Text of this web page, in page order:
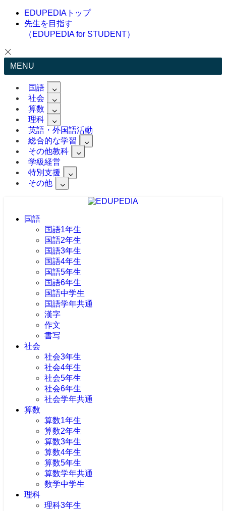
EDUPEDIAトップ
先生を目指す
（EDUPEDIA for STUDENT）
MENU
国語
社会
算数
理科
英語・外国語活動
総合的な学習
その他教科
学級経営
特別支援
その他
国語
国語1年生
国語2年生
国語3年生
国語4年生
国語5年生
国語6年生
国語中学生
国語学年共通
漢字
作文
書写
社会
社会3年生
社会4年生
社会5年生
社会6年生
社会学年共通
算数
算数1年生
算数2年生
算数3年生
算数4年生
算数5年生
算数学年共通
数学中学生
理科
理科3年生